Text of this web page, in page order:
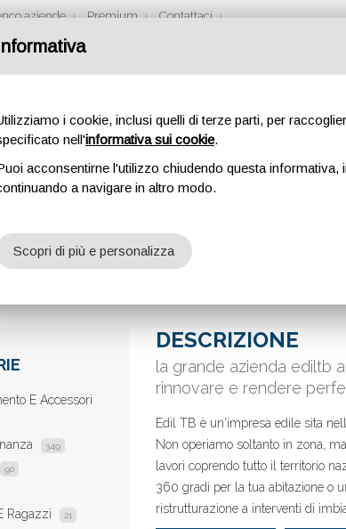
aziende Premium Contattaci
SRLS
EDIL TB SRLS
E Accessori
349
90
Ragazzi 21
DESCRIZIONE
la grande azienda ediltb
rinnovare e rendere
Edil TB è un'impresa edile sita
Non operiamo soltanto in zona,
lavori coprendo tutto il territorio
360 gradi per la tua abitazione o
ristrutturazione a interventi di
i cookie, inclusi quelli di terze parti, per
nell'informativa sui cookie.
acconsentirne l'utilizzo chiudendo questa
a navigare in altro modo.
Scopri di più e personalizza